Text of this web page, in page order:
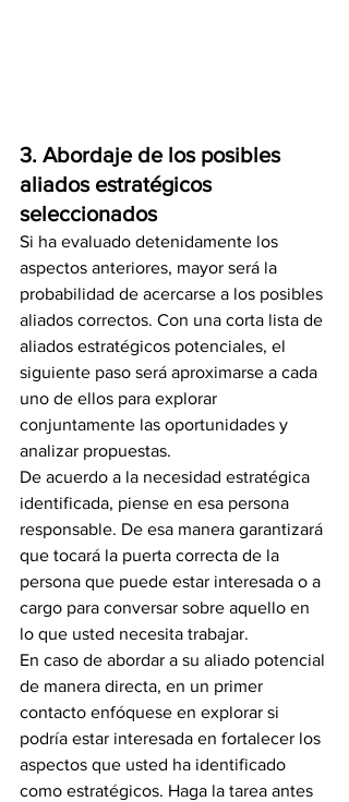
3. Abordaje de los posibles
aliados estratégicos
seleccionados
Si ha evaluado detenidamente los
aspectos anteriores, mayor será la
probabilidad de acercarse a los posibles
aliados correctos. Con una corta lista de
aliados estratégicos potenciales, el
siguiente paso será aproximarse a cada
uno de ellos para explorar
conjuntamente las oportunidades y
analizar propuestas.
De acuerdo a la necesidad estratégica
identificada, piense en esa persona
responsable. De esa manera garantizará
que tocará la puerta correcta de la
persona que puede estar interesada o a
cargo para conversar sobre aquello en
lo que usted necesita trabajar.
En caso de abordar a su aliado potencial
de manera directa, en un primer
contacto enfóquese en explorar si
podría estar interesada en fortalecer los
aspectos que usted ha identificado
como estratégicos. Haga la tarea antes